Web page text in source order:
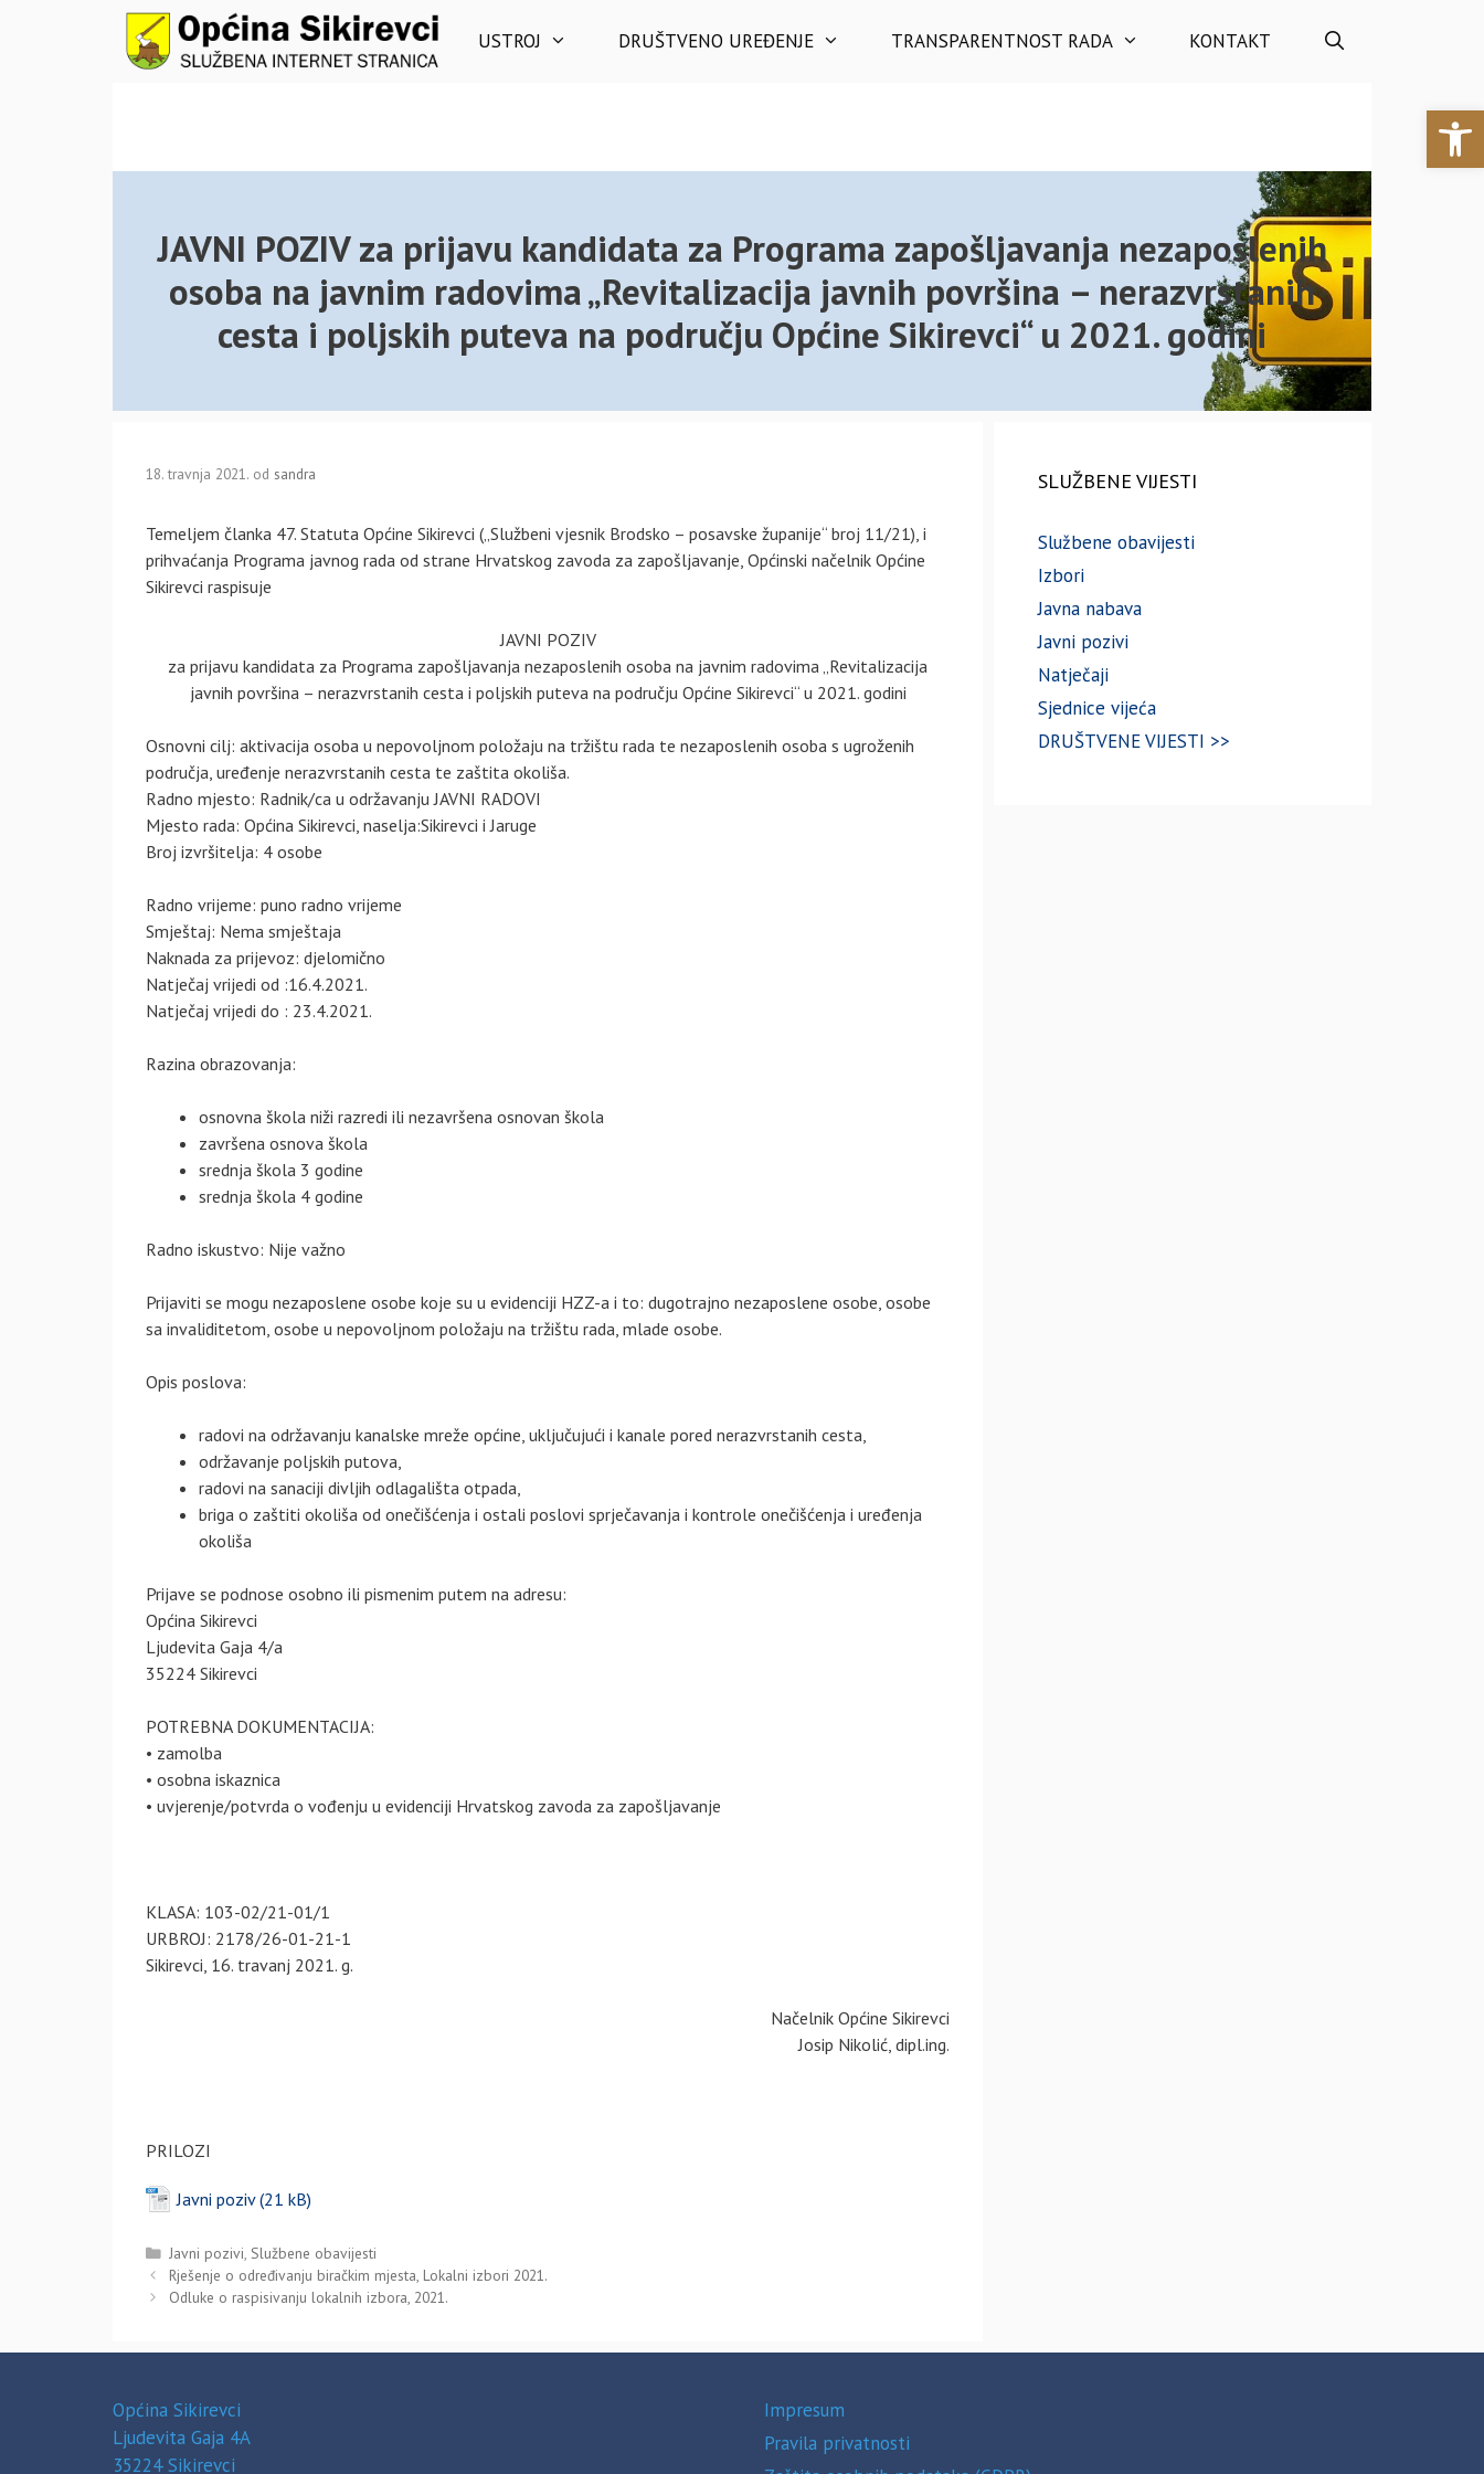
USTROJ DRUŠTVENO UREĐENJE TRANSPARENTNOST RADA KONTAKT
JAVNI POZIV za prijavu kandidata za Programa zapošljavanja nezaposlenih
osoba na javnim radovima „Revitalizacija javnih površina – nerazvrstanih
cesta i poljskih puteva na području Općine Sikirevci“ u 2021. godini
18. travnja 2021. od sandra
Temeljem članka 47. Statuta Općine Sikirevci („Službeni vjesnik Brodsko – posavske županije“ broj 11/21), i
prihvaćanja Programa javnog rada od strane Hrvatskog zavoda za zapošljavanje, Općinski načelnik Općine
Sikirevci raspisuje
JAVNI POZIV
za prijavu kandidata za Programa zapošljavanja nezaposlenih osoba na javnim radovima „Revitalizacija
javnih površina – nerazvrstanih cesta i poljskih puteva na području Općine Sikirevci“ u 2021. godini
Osnovni cilj: aktivacija osoba u nepovoljnom položaju na tržištu rada te nezaposlenih osoba s ugroženih
područja, uređenje nerazvrstanih cesta te zaštita okoliša.
Radno mjesto: Radnik/ca u održavanju JAVNI RADOVI
Mjesto rada: Općina Sikirevci, naselja:Sikirevci i Jaruge
Broj izvršitelja: 4 osobe
Radno vrijeme: puno radno vrijeme
Smještaj: Nema smještaja
Naknada za prijevoz: djelomično
Natječaj vrijedi od :16.4.2021.
Natječaj vrijedi do : 23.4.2021.
Razina obrazovanja:
osnovna škola niži razredi ili nezavršena osnovan škola
završena osnova škola
srednja škola 3 godine
srednja škola 4 godine
Radno iskustvo: Nije važno
Prijaviti se mogu nezaposlene osobe koje su u evidenciji HZZ-a i to: dugotrajno nezaposlene osobe, osobe
sa invaliditetom, osobe u nepovoljnom položaju na tržištu rada, mlade osobe.
Opis poslova:
radovi na održavanju kanalske mreže općine, uključujući i kanale pored nerazvrstanih cesta,
održavanje poljskih putova,
radovi na sanaciji divljih odlagališta otpada,
briga o zaštiti okoliša od onečišćenja i ostali poslovi sprječavanja i kontrole onečišćenja i uređenja
okoliša
Prijave se podnose osobno ili pismenim putem na adresu:
Općina Sikirevci
Ljudevita Gaja 4/a
35224 Sikirevci
POTREBNA DOKUMENTACIJA:
• zamolba
• osobna iskaznica
• uvjerenje/potvrda o vođenju u evidenciji Hrvatskog zavoda za zapošljavanje
KLASA: 103-02/21-01/1
URBROJ: 2178/26-01-21-1
Sikirevci, 16. travanj 2021. g.
Načelnik Općine Sikirevci
Josip Nikolić, dipl.ing.
PRILOZI
Javni poziv
Kategorije
Javni pozivi,Službene obavijesti
Rješenje o određivanju biračkim mjesta, Lokalni izbori 2021.
Odluke o raspisivanju lokalnih izbora, 2021.
SLUŽBENE VIJESTI
Službene obavijesti
Izbori
Javna nabava
Javni pozivi
Natječaji
Sjednice vijeća
DRUŠTVENE VIJESTI >>
Općina Sikirevci
Ljudevita Gaja 4A
35224 Sikirevci
Impresum
Pravila privatnosti